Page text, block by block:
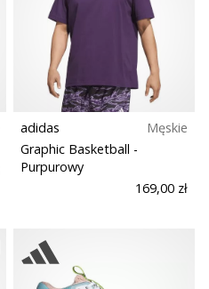
adidas
Męskie
Graphic Basketball -
Purpurowy
169,00 zł